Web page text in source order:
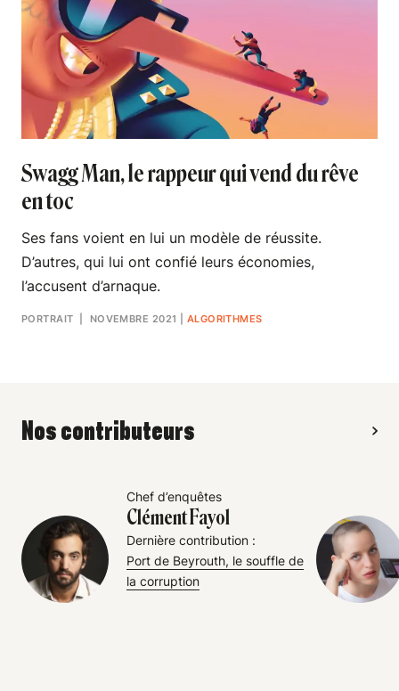
Swagg Man, le rappeur qui vend du rêve
en toc
Ses fans voient en lui un modèle de réussite.
D’autres, qui lui ont confié leurs économies,
l’accusent d’arnaque.
PORTRAIT | NOVEMBRE 2021 ALGORITHMES
Nos contributeurs
Chef d’enquêtes
Clément Fayol
Dernière contribution :
Port de Beyrouth, le souffle de
la corruption